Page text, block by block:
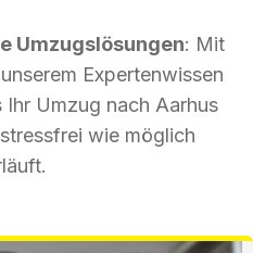
Umzugslösungen: Mit
Expertenwissen
Ihr Umzug nach Aarhus
wie möglich